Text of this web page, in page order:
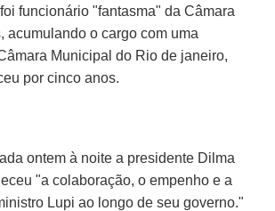
funcionário "fantasma" da Câmara
acumulando o cargo com uma
Municipal do Rio de janeiro,
por cinco anos.
ontem à noite a presidente Dilma
"a colaboração, o empenho e a
Lupi ao longo de seu governo."